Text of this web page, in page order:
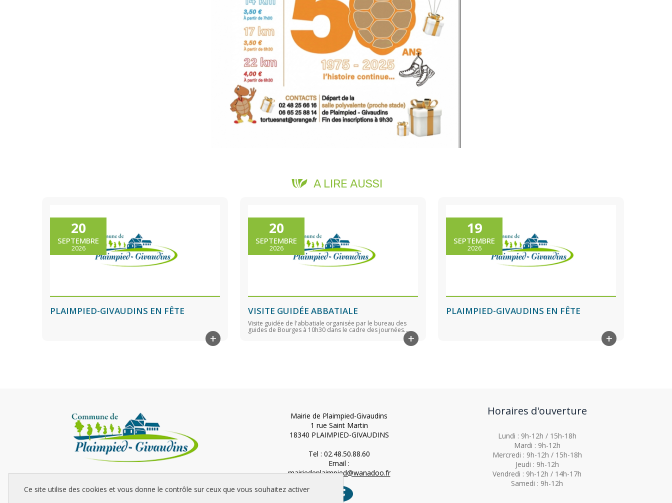
A LIRE AUSSI
20
SEPTEMBRE
2026
PLAIMPIED-GIVAUDINS EN FÊTE
+
20
SEPTEMBRE
2026
VISITE GUIDÉE ABBATIALE
Visite guidée de l'abbatiale organisée par le bureau des
guides de Bourges à 10h30 dans le cadre des journées...
+
19
SEPTEMBRE
2026
PLAIMPIED-GIVAUDINS EN FÊTE
+
sud-est de Bourges, s'étend sur plus de 40 km2.
Mairie de Plaimpied-Givaudins
1 rue Saint Martin
18340 PLAIMPIED-GIVAUDINS
Tel : 02.48.50.88.60
Email :
mairiedeplaimpied@wanadoo.fr
Horaires d'ouverture
Lundi : 9h-12h / 15h-18h
Mardi : 9h-12h
Mercredi : 9h-12h / 15h-18h
Jeudi : 9h-12h
Vendredi : 9h-12h / 14h-17h
Samedi : 9h-12h
Ce site utilise des cookies et vous donne le contrôle sur ceux que vous souhaitez activer